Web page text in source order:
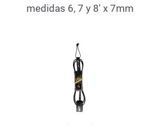
medidas 6, 7 y 8' x 7mm